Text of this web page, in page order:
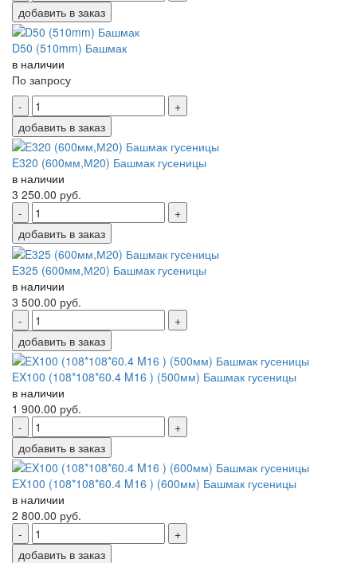
добавить в заказ
D50 (510mm) Башмак
в наличии
По запросу
-
+
добавить в заказ
E320 (600мм,М20) Башмак гусеницы
в наличии
3 250.00 руб.
-
+
добавить в заказ
E325 (600мм,М20) Башмак гусеницы
в наличии
3 500.00 руб.
-
+
добавить в заказ
EX100 (108*108*60.4 M16 ) (500мм) Башмак гусеницы
в наличии
1 900.00 руб.
-
+
добавить в заказ
EX100 (108*108*60.4 M16 ) (600мм) Башмак гусеницы
в наличии
2 800.00 руб.
-
+
добавить в заказ